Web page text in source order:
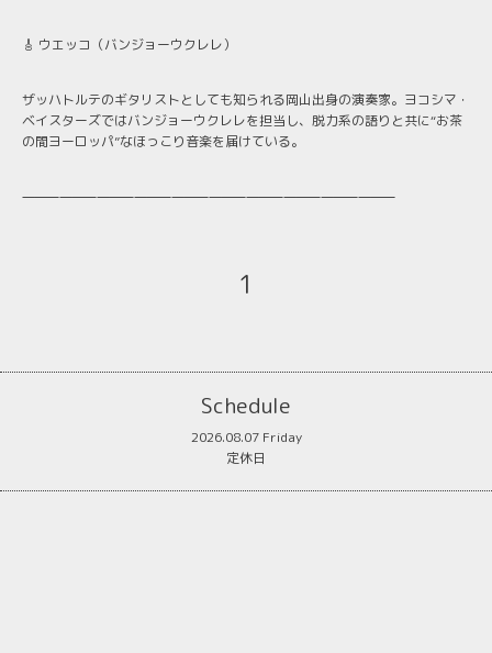
🎸 ウエッコ（バンジョーウクレレ）
ザッハトルテのギタリストとしても知られる岡山出身の演奏家。ヨコシマ・
ベイスターズではバンジョーウクレレを担当し、脱力系の語りと共に“お茶
の間ヨーロッパ”なほっこり音楽を届けている。
⸻⸻⸻⸻⸻⸻⸻⸻⸻⸻
1
Schedule
2026.08.07 Friday
定休日